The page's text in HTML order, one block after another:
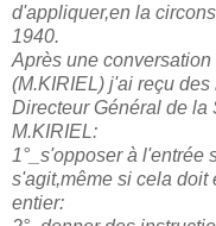
d'appliquer,en la
1940.
Après une
(M.KIRIEL) j'ai reçu
Directeur Général de la
M.KIRIEL:
1°_s'opposer à l'entrée
s'agit,même si cela doit
entier: